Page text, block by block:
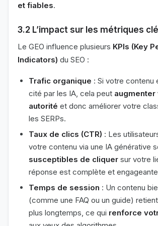
et fiables.
3.2 L’impact sur les métriques
Le GEO influence plusieurs KPIs (Key
Indicators) du SEO :
Trafic organique : Si votre contenu
cité par les IA, cela peut augmenter
autorité et donc améliorer votre
les SERPs.
Taux de clics (CTR) : Les
votre contenu via une IA générative
susceptibles de cliquer sur votre
réponse est complète et
Temps de session : Un contenu
(comme une FAQ ou un guide) retient
plus longtemps, ce qui renforce